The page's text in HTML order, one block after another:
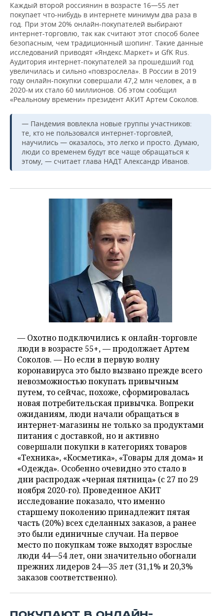
Каждый второй россиянин в возрасте 16—55 лет
покупает что-нибудь в интернете минимум два раза в
год. При этом 20% онлайн-покупателей выбирают
интернет-торговлю, так как считают этот способ более
безопасным, чем традиционный шопинг. Такие данные
исследований приводят «Яндекс.Маркет» и GfK Rus.
Аудитория интернет-покупателей за прошедший год
увеличилась и сильно «повзрослела». В России в 2019
году онлайн-покупки совершали 47,2 млн человек, а в
2020-м их стало 60 миллионов. Об этом сообщил
«Реальному времени» президент АКИТ Артем Соколов.
— Пандемия вовлекла новые группы участников:
те, кто не пользовался интернет-торговлей,
научились — оказалось, это легко и просто. Думаю,
люди со временем будут все чаще обращаться к
этому, — считает глава НАДТ Александр Иванов.
— Охотно подключились к онлайн-торговле
люди в возрасте 55+, — продолжает Артем
Соколов. — Но если в первую волну
коронавируса это было вызвано прежде всего
невозможностью покупать привычным
путем, то сейчас, похоже, сформировалась
новая потребительская привычка. Вопреки
ожиданиям, люди начали обращаться в
интернет-магазины не только за продуктами
питания с доставкой, но и активно
совершали покупки в категориях товаров
«Техника», «Косметика», «Товары для дома» и
«Одежда». Особенно очевидно это стало в
дни распродаж «черная пятница» (с 27 по 29
ноября 2020-го). Проведенное АКИТ
исследование показало, что именно
старшему поколению принадлежит пятая
часть (20%) всех сделанных заказов, а ранее
это были единичные случаи. На первое
место по покупкам тоже выходят взрослые
люди 44—54 лет, они значительно обогнали
прежних лидеров 24—35 лет (31,1% и 20,3%
заказов соответственно).